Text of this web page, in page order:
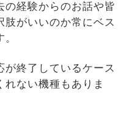
の経験からのお話や皆
肢がいいのか常にベス
が終了しているケース
ない機種もありま